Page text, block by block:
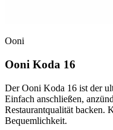
Ooni
Ooni Koda 16
Der Ooni Koda 16 ist der
Einfach anschließen,
Restaurantqualität backen.
Bequemlichkeit.